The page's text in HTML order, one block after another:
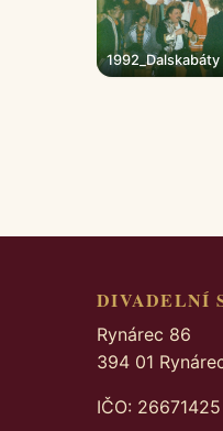
DIVADELNÍ
Rynárec 86
394 01
IČO: 26671425